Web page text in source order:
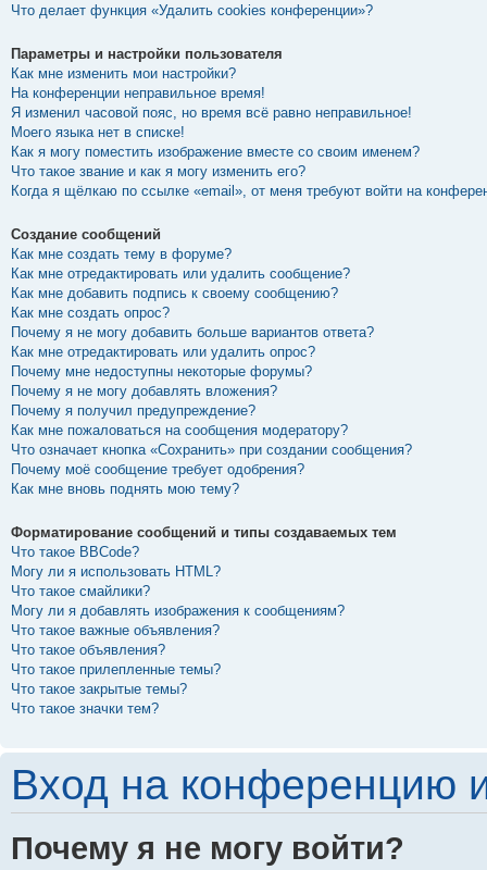
Что делает функция «Удалить cookies конференции»?
Параметры и настройки пользователя
Как мне изменить мои настройки?
На конференции неправильное время!
Я изменил часовой пояс, но время всё равно неправильное!
Моего языка нет в списке!
Как я могу поместить изображение вместе со своим именем?
Что такое звание и как я могу изменить его?
Когда я щёлкаю по ссылке «email», от меня требуют войти на
Создание сообщений
Как мне создать тему в форуме?
Как мне отредактировать или удалить сообщение?
Как мне добавить подпись к своему сообщению?
Как мне создать опрос?
Почему я не могу добавить больше вариантов ответа?
Как мне отредактировать или удалить опрос?
Почему мне недоступны некоторые форумы?
Почему я не могу добавлять вложения?
Почему я получил предупреждение?
Как мне пожаловаться на сообщения модератору?
Что означает кнопка «Сохранить» при создании сообщения?
Почему моё сообщение требует одобрения?
Как мне вновь поднять мою тему?
Форматирование сообщений и типы создаваемых тем
Что такое BBCode?
Могу ли я использовать HTML?
Что такое смайлики?
Могу ли я добавлять изображения к сообщениям?
Что такое важные объявления?
Что такое объявления?
Что такое прилепленные темы?
Что такое закрытые темы?
Что такое значки тем?
Вход на конференцию
Почему я не могу войти?